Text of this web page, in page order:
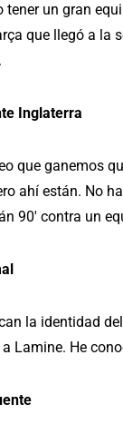
tener un gran
que llegó a la
Inglaterra
que ganemos
ahí están. No
90′ contra un
la identidad
Lamine. He